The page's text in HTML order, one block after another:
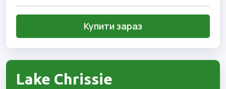
Купити зараз
Lake Chrissie